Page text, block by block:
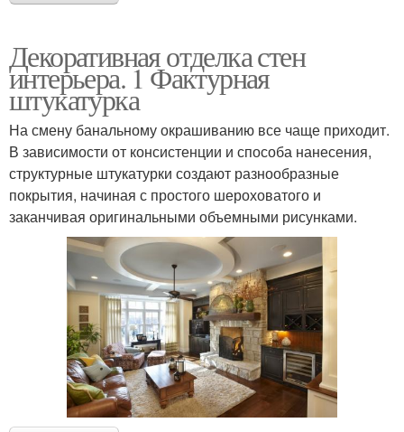
Декоративная отделка стен
интерьера. 1 Фактурная
штукатурка
На смену банальному окрашиванию все чаще приходит.
В зависимости от консистенции и способа нанесения,
структурные штукатурки создают разнообразные
покрытия, начиная с простого шероховатого и
заканчивая оригинальными объемными рисунками.